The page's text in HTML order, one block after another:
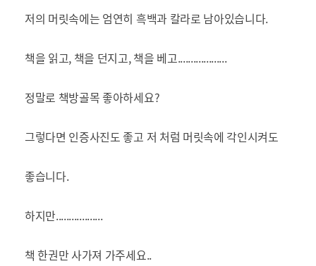
저의 머릿속에는 엄연히 흑백과 칼라로 남아있습니다.
책을 읽고, 책을 던지고, 책을 베고...................
정말로 책방골목 좋아하세요?
그렇다면 인증사진도 좋고 저 처럼 머릿속에 각인시켜도
좋습니다.
하지만..................
책 한권만 사가져 가주세요..